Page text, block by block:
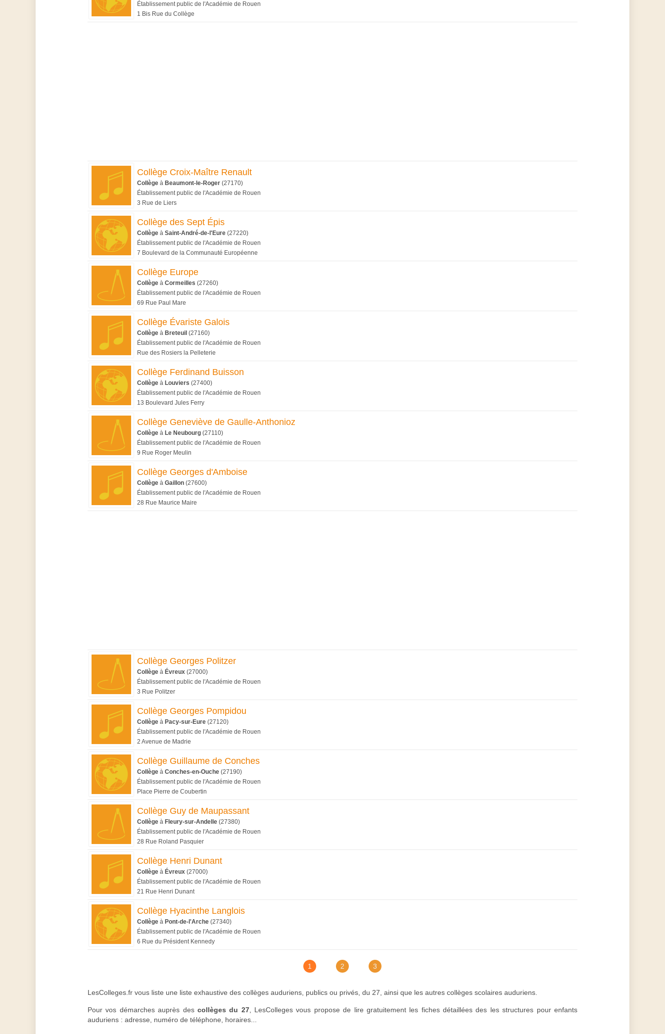
Établissement public de l'Académie de Rouen
1 Bis Rue du Collège
Collège Croix-Maître Renault
Collège à Beaumont-le-Roger (27170)
Établissement public de l'Académie de Rouen
3 Rue de Liers
Collège des Sept Épis
Collège à Saint-André-de-l'Eure (27220)
Établissement public de l'Académie de Rouen
7 Boulevard de la Communauté Européenne
Collège Europe
Collège à Cormeilles (27260)
Établissement public de l'Académie de Rouen
69 Rue Paul Mare
Collège Évariste Galois
Collège à Breteuil (27160)
Établissement public de l'Académie de Rouen
Rue des Rosiers la Pelleterie
Collège Ferdinand Buisson
Collège à Louviers (27400)
Établissement public de l'Académie de Rouen
13 Boulevard Jules Ferry
Collège Geneviève de Gaulle-Anthonioz
Collège à Le Neubourg (27110)
Établissement public de l'Académie de Rouen
9 Rue Roger Meulin
Collège Georges d'Amboise
Collège à Gaillon (27600)
Établissement public de l'Académie de Rouen
28 Rue Maurice Maire
Collège Georges Politzer
Collège à Évreux (27000)
Établissement public de l'Académie de Rouen
3 Rue Politzer
Collège Georges Pompidou
Collège à Pacy-sur-Eure (27120)
Établissement public de l'Académie de Rouen
2 Avenue de Madrie
Collège Guillaume de Conches
Collège à Conches-en-Ouche (27190)
Établissement public de l'Académie de Rouen
Place Pierre de Coubertin
Collège Guy de Maupassant
Collège à Fleury-sur-Andelle (27380)
Établissement public de l'Académie de Rouen
28 Rue Roland Pasquier
Collège Henri Dunant
Collège à Évreux (27000)
Établissement public de l'Académie de Rouen
21 Rue Henri Dunant
Collège Hyacinthe Langlois
Collège à Pont-de-l'Arche (27340)
Établissement public de l'Académie de Rouen
6 Rue du Président Kennedy
1 2 3
LesColleges.fr vous liste une liste exhaustive des collèges auduriens, publics ou privés, du 27, ainsi que les autres collèges scolaires auduriens.
Pour vos démarches auprès des collèges du 27, LesColleges vous propose de lire gratuitement les fiches détaillées des les structures pour enfants
auduriens : adresse, numéro de téléphone, horaires...